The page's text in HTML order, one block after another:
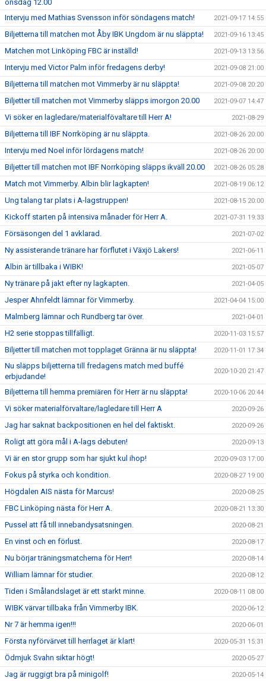
onsdag 12.00
Intervju med Mathias Svensson inför söndagens match! 2021-09-17 14:55
Biljetterna till matchen mot Åby IBK Ungdom är nu släppta! 2021-09-16 13:45
Matchen mot Linköping FBC är inställd! 2021-09-13 13:56
Intervju med Victor Palm inför fredagens derby! 2021-09-08 21:00
Biljetterna till matchen mot Vimmerby är nu släppta! 2021-09-08 20:20
Biljetter till matchen mot Vimmerby släpps imorgon 20.00 2021-09-07 14:47
Vi söker en lagledare/materialfövaltare till Herr A! 2021-08-29
Biljetterna till IBF Norrköping är nu släppta. 2021-08-26 20:00
Intervju med Noel inför lördagens match! 2021-08-26 20:00
Biljetter till matchen mot IBF Norrköping släpps ikväll 20.00 2021-08-26 05:28
Match mot Vimmerby. Albin blir lagkapten! 2021-08-19 06:12
Ung talang tar plats i A-lagstruppen! 2021-08-15 20:00
Kickoff starten på intensiva månader för Herr A. 2021-07-31 19:33
Försäsongen del 1 avklarad. 2021-07-02
Ny assisterande tränare har förflutet i Växjö Lakers! 2021-06-11
Albin är tillbaka i WIBK! 2021-05-07
Ny tränare på jakt efter ny lagkapten. 2021-04-05
Jesper Ahnfeldt lämnar för Vimmerby. 2021-04-04 15:00
Malmberg lämnar och Rundberg tar över. 2021-04-01
H2 serie stoppas tillfälligt. 2020-11-03 15:57
Biljetter till matchen mot topplaget Gränna är nu släppta! 2020-11-01 17:34
Nu släpps biljetterna till fredagens match med buffé
erbjudande!
2020-10-20 21:47
Biljetterna till hemma premiären för Herr är nu släppta! 2020-10-06 20:44
Vi söker materialförvaltare/lagledare till Herr A 2020-09-26
Jag har saknat backpositionen en hel del faktiskt. 2020-09-26
Roligt att göra mål i A-lags debuten! 2020-09-13
Vi är en stor grupp som har sjukt kul ihop! 2020-09-03 17:00
Fokus på styrka och kondition. 2020-08-27 19:00
Högdalen AIS nästa för Marcus! 2020-08-25
FBC Linköping nästa för Herr A. 2020-08-21 13:30
Pussel att få till innebandysatsningen. 2020-08-21
En vinst och en förlust. 2020-08-17
Nu börjar träningsmatcherna för Herr! 2020-08-14
William lämnar för studier. 2020-08-12
Tiden i Smålandslaget är ett starkt minne. 2020-08-11 08:00
WIBK värvar tillbaka från Vimmerby IBK. 2020-06-12
Nr 7 är hemma igen!!! 2020-06-01
Första nyförvärvet till herrlaget är klart! 2020-05-31 15:31
Ödmjuk Svahn siktar högt! 2020-05-27
Jag är ruggigt bra på minigolf! 2020-05-14